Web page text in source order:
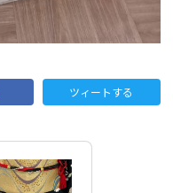
ツィートする